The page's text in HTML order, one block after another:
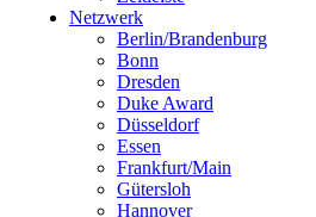
Netzwerk
Berlin/Brandenburg
Bonn
Dresden
Duke Award
Düsseldorf
Essen
Frankfurt/Main
Gütersloh
Hannover